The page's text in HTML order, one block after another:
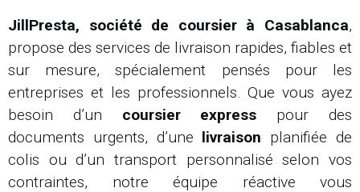
JillPresta, société de coursier à Casablanca,
propose des services de livraison rapides, fiables et
sur mesure, spécialement pensés pour les
entreprises et les professionnels. Que vous ayez
besoin d’un coursier express pour des
documents urgents, d’une livraison planifiée de
colis ou d’un transport personnalisé selon vos
contraintes, notre équipe réactive vous